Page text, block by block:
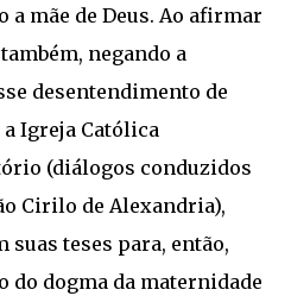
a mãe de Deus. Ao afirmar
negando a
desentendimento de
Igreja Católica
(diálogos conduzidos
Cirilo de Alexandria),
suas teses para, então,
do dogma da maternidade